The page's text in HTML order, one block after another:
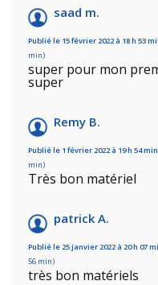
saad m.
Publié le 15 février 2022 à 18 h 53
min)
super pour mon
super
Remy B.
Publié le 1 février 2022 à 19 h 54 min
min)
Très bon matériel
patrick A.
Publié le 25 janvier 2022 à 20 h 07
56 min)
très bon matériels